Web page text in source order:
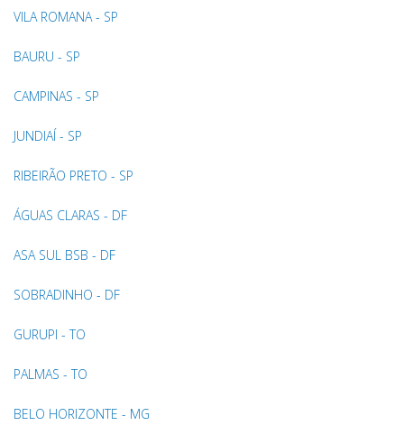
VILA ROMANA - SP
BAURU - SP
CAMPINAS - SP
JUNDIAÍ - SP
RIBEIRÃO PRETO - SP
ÁGUAS CLARAS - DF
ASA SUL BSB - DF
SOBRADINHO - DF
GURUPI - TO
PALMAS - TO
BELO HORIZONTE - MG